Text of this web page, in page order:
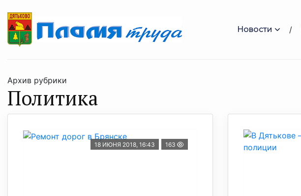
Новости
Архив рубрики
Политика
18 ИЮНЯ 2018, 16:43 163